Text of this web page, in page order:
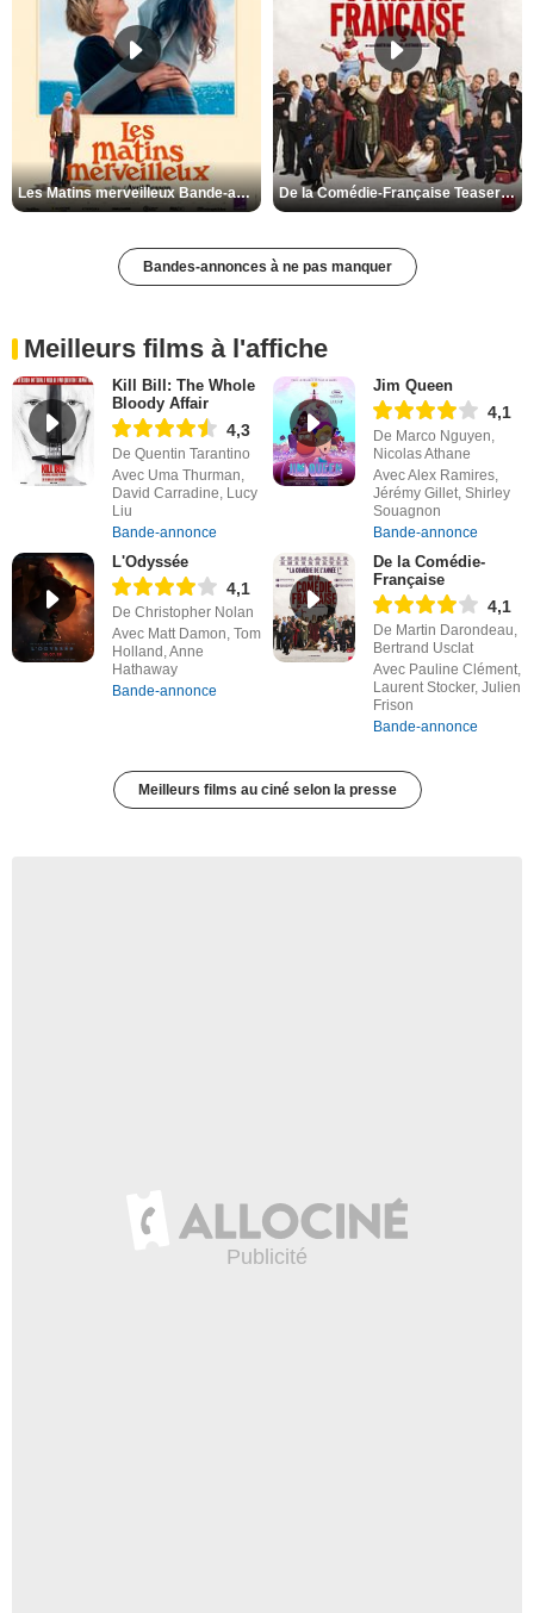
Les Matins merveilleux Bande-annonce VF De la Comédie-Française Teaser VF
Bandes-annonces à ne pas manquer
Meilleurs films à l'affiche
Kill Bill: The Whole
Bloody Affair
4,3
De Quentin Tarantino
Avec Uma Thurman,
David Carradine, Lucy
Liu
Bande-annonce
Jim Queen
4,1
De Marco Nguyen,
Nicolas Athane
Avec Alex Ramires,
Jérémy Gillet, Shirley
Souagnon
Bande-annonce
L'Odyssée
4,1
De Christopher Nolan
Avec Matt Damon, Tom
Holland, Anne
Hathaway
Bande-annonce
De la Comédie-
Française
4,1
De Martin Darondeau,
Bertrand Usclat
Avec Pauline Clément,
Laurent Stocker, Julien
Frison
Bande-annonce
Meilleurs films au ciné selon la presse